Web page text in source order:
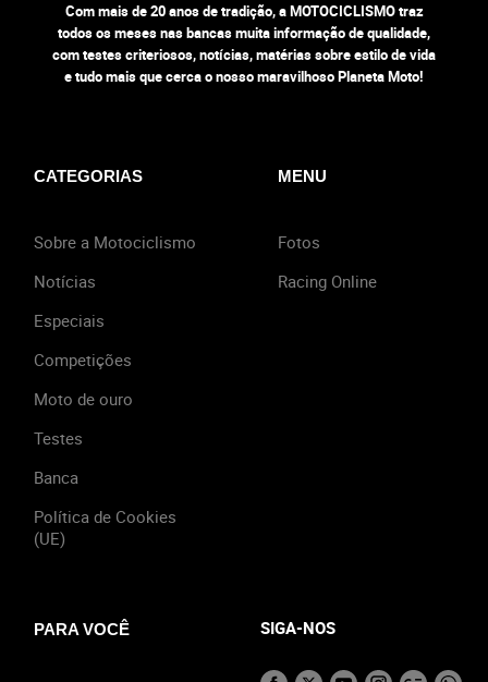
Com mais de 20 anos de tradição, a MOTOCICLISMO traz
todos os meses nas bancas muita informação de qualidade,
com testes criteriosos, notícias, matérias sobre estilo de vida
e tudo mais que cerca o nosso maravilhoso Planeta Moto!
CATEGORIAS
Sobre a Motociclismo
Notícias
Especiais
Competições
Moto de ouro
Testes
Banca
Política de Cookies
(UE)
MENU
Fotos
Racing Online
PARA VOCÊ SIGA-NOS